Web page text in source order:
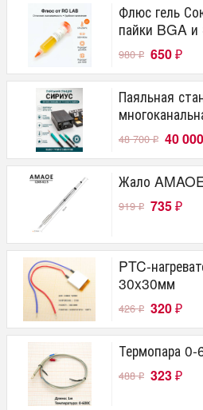
Флюс гель
пайки BGA
980₽ 650 ₽
Паяльная
48 700₽ 40 000
Жало
919₽ 735 ₽
PTC-
30x30мм
426₽ 320 ₽
Термопара
488₽ 323 ₽